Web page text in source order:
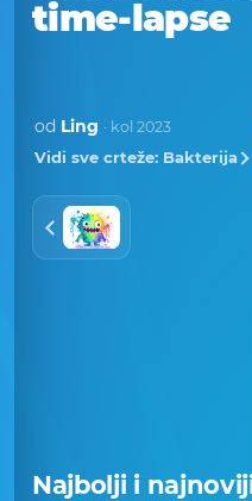
time-lapse
od Ling · kol 2023
Vidi sve crteže: Bakterija
Najbolji i